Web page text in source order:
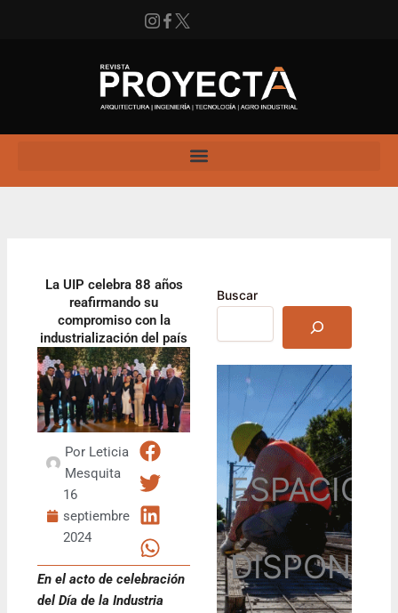
La UIP celebra 88 años
reafirmando su
compromiso con la
industrialización del país
Por Leticia
Mesquita
16
septiembre
2024
En el acto de celebración
del Día de la Industria
Buscar
ESPACIO
InstagramFacebook